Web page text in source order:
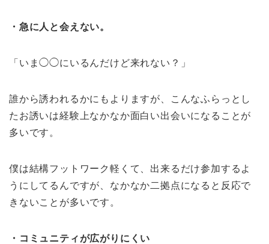
・急に人と会えない。
「いま◯◯にいるんだけど来れない？」
誰から誘われるかにもよりますが、こんなふらっとし
たお誘いは経験上なかなか面白い出会いになることが
多いです。
僕は結構フットワーク軽くて、出来るだけ参加するよ
うにしてるんですが、なかなか二拠点になると反応で
きないことが多いです。
・コミュニティが広がりにくい